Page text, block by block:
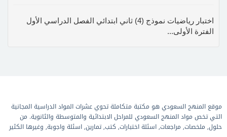
اختبار رياضيات نموذج (4) ثاني ابتدائي الفصل الدراسي الأول
الفترة الأولى...
موقع المنهج السعودي هو مكتبة متكاملة تحوي عشرات المواد الدراسية المجانية
التي تخص مواد المنهج السعودي للمراحل الابتدائية والمتوسطة والثانوية. من
حلول, ملخصات, مراجعات, اسئلة اختبارات, كتب, تمارين, اسئلة واجوبة, وغيرها الكثير